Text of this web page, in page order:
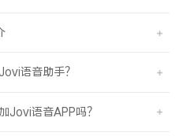
语音助手？
Jovi语音APP吗？